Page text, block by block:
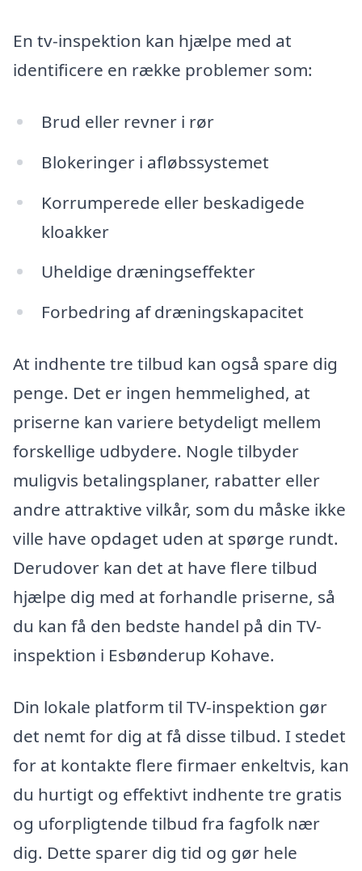
En tv-inspektion kan hjælpe med at
identificere en række problemer som:
Brud eller revner i rør
Blokeringer i afløbssystemet
Korrumperede eller beskadigede
kloakker
Uheldige dræningseffekter
Forbedring af dræningskapacitet
At indhente tre tilbud kan også spare dig
penge. Det er ingen hemmelighed, at
priserne kan variere betydeligt mellem
forskellige udbydere. Nogle tilbyder
muligvis betalingsplaner, rabatter eller
andre attraktive vilkår, som du måske ikke
ville have opdaget uden at spørge rundt.
Derudover kan det at have flere tilbud
hjælpe dig med at forhandle priserne, så
du kan få den bedste handel på din TV-
inspektion i Esbønderup Kohave.
Din lokale platform til TV-inspektion gør
det nemt for dig at få disse tilbud. I stedet
for at kontakte flere firmaer enkeltvis, kan
du hurtigt og effektivt indhente tre gratis
og uforpligtende tilbud fra fagfolk nær
dig. Dette sparer dig tid og gør hele